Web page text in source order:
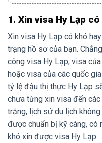
1. Xin visa Hy Lạp
Xin visa Hy Lạp có khó
trạng hồ sơ của bạn.
công visa Hy Lạp, visa
hoặc visa của các quốc
tỷ lệ đậu thị thực Hy Lạp
chưa từng xin visa đến
trắng, lịch sử du lịch
được chuẩn bị kỹ càng, có
khó xin được visa Hy Lạp.